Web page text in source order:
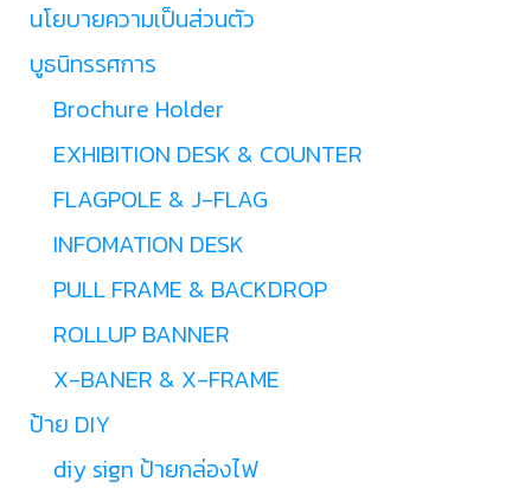
นโยบายความเป็นส่วนตัว
บูธนิทรรศการ
Brochure Holder
EXHIBITION DESK & COUNTER
FLAGPOLE & J-FLAG
INFOMATION DESK
PULL FRAME & BACKDROP
ROLLUP BANNER
X-BANER & X-FRAME
ป้าย DIY
diy sign ป้ายกล่องไฟ